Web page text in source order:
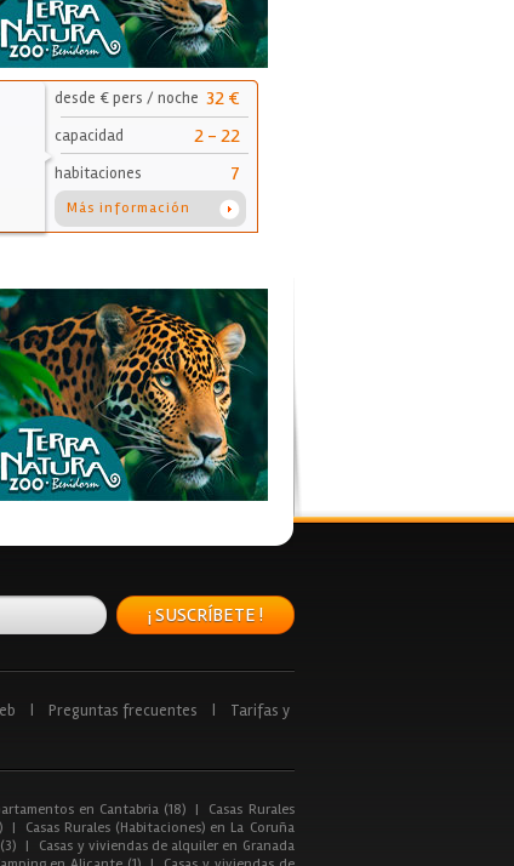
desde € pers / noche 32 €
capacidad 2 - 22
habitaciones 7
Más información
¡ SUSCRÍBETE !
Preguntas frecuentes
Tarifas y
en Cantabria (18) |
Casas Rurales
|
Casas Rurales (Habitaciones) en La Coruña
|
Casas y viviendas de alquiler en Granada